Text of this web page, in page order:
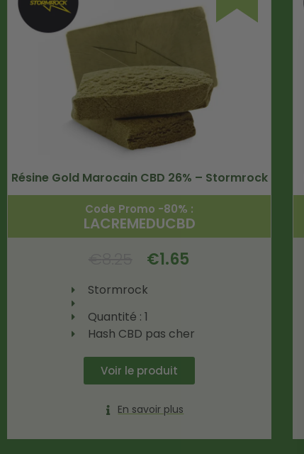
Résine Gold Marocain CBD 26% – Stormrock
Code Promo -80% :
LACREMEDUCBD
€1.65
Stormrock
Quantité : 1
Hash CBD pas cher
Voir le produit
En savoir plus